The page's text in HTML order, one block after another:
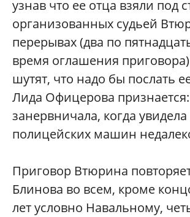
узнав что ее отца взяли под
организованных судьей
перерывах (два по
время оглашения
шутят, что надо бы послать
Лида Офицерова
занервничала, когда
полицейских машин
Приговор Втюрина
Блинова во всем, кроме
лет условно Навальному,